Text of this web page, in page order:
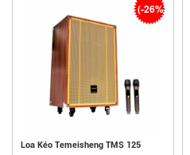
Loa Kéo Temeisheng TMS 125
(-26%)